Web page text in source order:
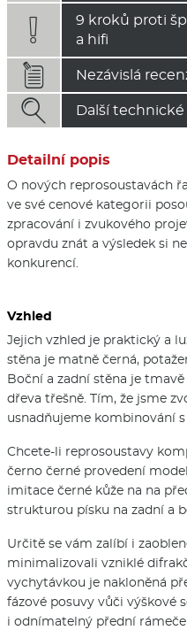

9 kroků proti
a hifi
 Nezávislá
 Další
Detailní popis
O nových reprosoustavách
ve své cenové kategorii
zpracování i zvukového
opravdu znát a výsledek si
konkurencí.
Vzhled
Jejich vzhled je praktický a
stěna je matně černá,
Boční a zadní stěna je
dřeva třešně. Tím, že jsme
usnadňujeme kombinování
Chcete-li reprosoustavy
černo černé provedení
imitace černé kůže na na
strukturou písku na zadní a
Určitě se vám zalíbí i
minimalizovali vzniklé
vychytávkou je nakloněná
fázové posuvy vůči výškové
i odnímatelný přední